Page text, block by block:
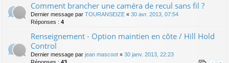
Comment brancher une caméra de recul sans fil ?
Dernier message par TOURANSEIZE « 30 avr. 2013, 07:54
Réponses : 4
Renseignement - Option maintien en côte / Hill Hold
Control
Dernier message par jean mascoot « 30 janv. 2013, 22:23